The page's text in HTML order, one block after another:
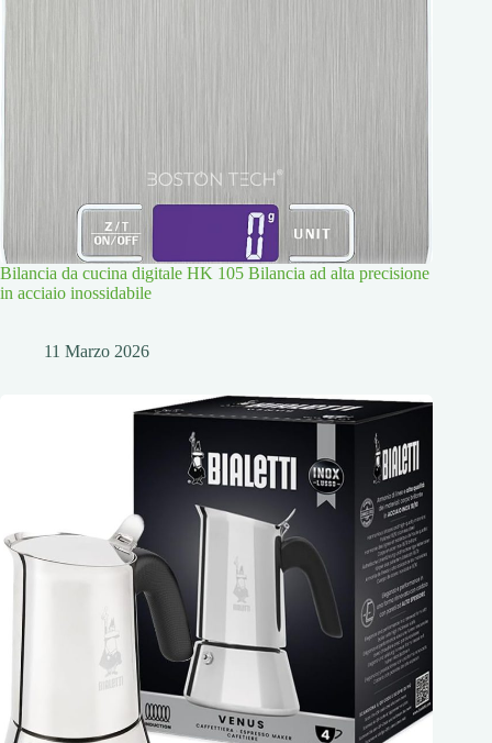
Bilancia da cucina digitale HK 105 Bilancia ad alta precisione
in acciaio inossidabile
11 Marzo 2026